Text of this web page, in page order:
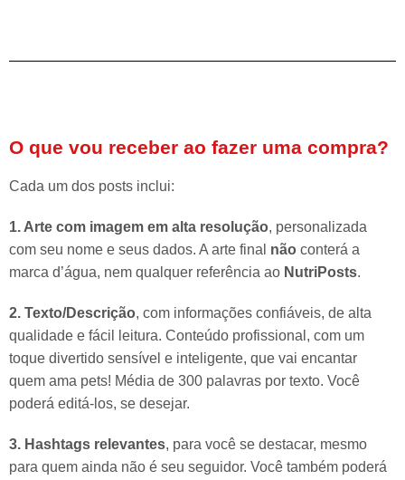
O que vou receber ao fazer uma compra?
Cada um dos posts inclui:
1. Arte com imagem em alta resolução, personalizada
com seu nome e seus dados. A arte final não conterá a
marca d’água, nem qualquer referência ao NutriPosts.
2. Texto/Descrição, com informações confiáveis, de alta
qualidade e fácil leitura. Conteúdo profissional, com um
toque divertido sensível e inteligente, que vai encantar
quem ama pets! Média de 300 palavras por texto. Você
poderá editá-los, se desejar.
3. Hashtags relevantes, para você se destacar, mesmo
para quem ainda não é seu seguidor. Você também poderá